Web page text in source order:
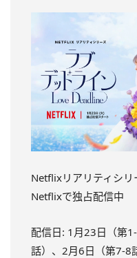
Netflixリアリティシリ
Netflixで独占配信中
配信日: 1月23日（第
話）、2月6日（第7-8